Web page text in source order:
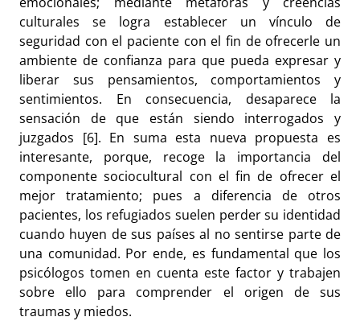
culturales se logra establecer un vínculo de
seguridad con el paciente con el fin de ofrecerle un
ambiente de confianza para que pueda expresar y
liberar sus pensamientos, comportamientos y
sentimientos. En consecuencia, desaparece la
sensación de que están siendo interrogados y
juzgados [6]. En suma esta nueva propuesta es
interesante, porque, recoge la importancia del
componente sociocultural con el fin de ofrecer el
mejor tratamiento; pues a diferencia de otros
pacientes, los refugiados suelen perder su identidad
cuando huyen de sus países al no sentirse parte de
una comunidad. Por ende, es fundamental que los
psicólogos tomen en cuenta este factor y trabajen
sobre ello para comprender el origen de sus
traumas y miedos.